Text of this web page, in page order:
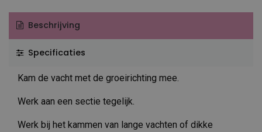
Beschrijving
Specificaties
Kam de vacht met de groeirichting mee.
Werk aan een sectie tegelijk.
Werk bij het kammen van lange vachten of dikke